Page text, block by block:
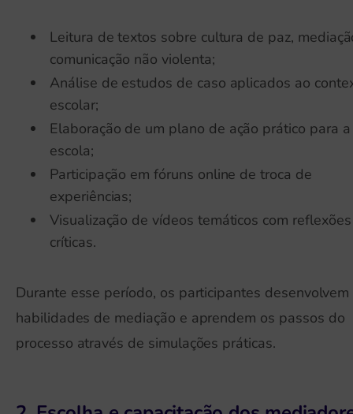
Leitura de textos sobre cultura de paz,
comunicação não violenta;
Análise de estudos de caso aplicados ao
escolar;
Elaboração de um plano de ação prático para a
escola;
Participação em fóruns online de troca de
experiências;
Visualização de vídeos temáticos com reflexões
críticas.
Durante esse período, os participantes desenvolvem
habilidades de mediação e aprendem os passos do
processo através de simulações práticas.